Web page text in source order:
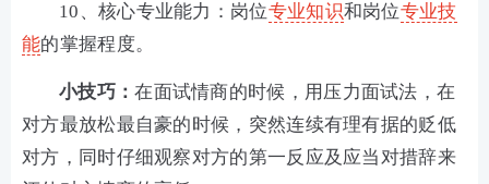
10、核心专业能力：岗位专业知识和岗位专业技
能的掌握程度。
小技巧：在面试情商的时候，用压力面试法，在
对方最放松最自豪的时候，突然连续有理有据的贬低
对方，同时仔细观察对方的第一反应及应当对措辞来